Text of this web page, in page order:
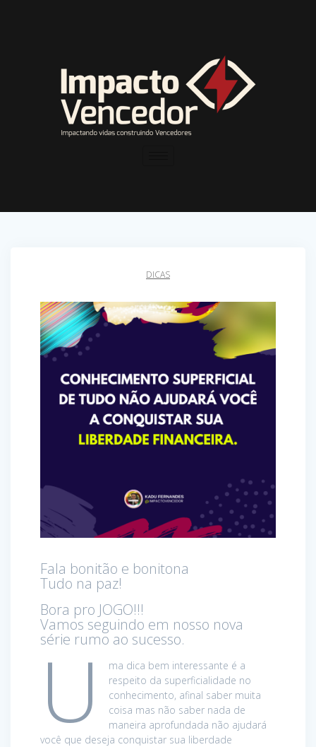
DICAS
Fala bonitão e bonitona
Tudo na paz!
Bora pro JOGO!!!
Vamos seguindo em nosso nova
série rumo ao sucesso.
U
ma dica bem interessante é a
respeito da superficialidade no
conhecimento, afinal saber muita
coisa mas não saber nada de
maneira aprofundada não ajudará
você que deseja conquistar sua liberdade